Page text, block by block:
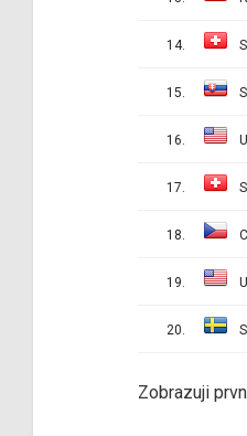
14.
15.
16.
17.
18.
19.
20.
Zobrazuji